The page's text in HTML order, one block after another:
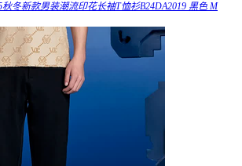
冬新款男装潮流印花长袖T恤衫B24DA2019 黑色 M